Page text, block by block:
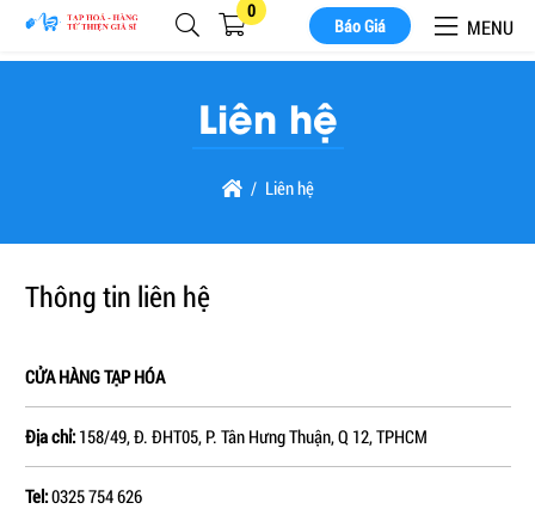
0
Báo Giá MENU
Liên hệ
Liên hệ
Thông tin liên hệ
CỬA HÀNG TẠP HÓA
Địa chỉ:158/49, Đ. ĐHT05, P. Tân Hưng Thuận, Q 12, TPHCM
Tel:0325 754 626